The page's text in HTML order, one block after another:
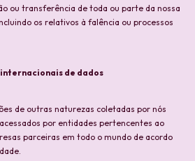
ou transferência de toda ou parte da nossa
os relativos à falência ou processos
de dados
de outras naturezas coletadas por nós
por entidades pertencentes ao
parceiras em todo o mundo de acordo